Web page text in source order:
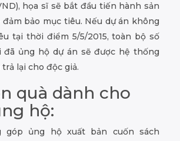
họa sĩ sẽ bắt đầu tiến hành sản
bảo mục tiêu. Nếu dự án không
tại thời điểm 5/5/2015, toàn bộ số
đã ủng hộ dự án sẽ được hệ thống
lại cho độc giả.
quà dành cho
hộ:
góp ủng hộ xuất bản cuốn sách